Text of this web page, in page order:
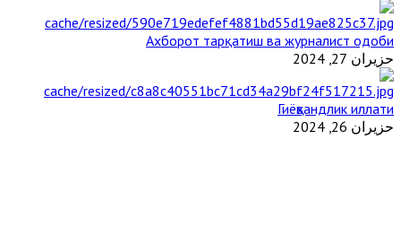
Ахборот тарқатиш ва журналист одоби
حزيران 27, 2024
Гиёҳвандлик иллати
حزيران 26, 2024